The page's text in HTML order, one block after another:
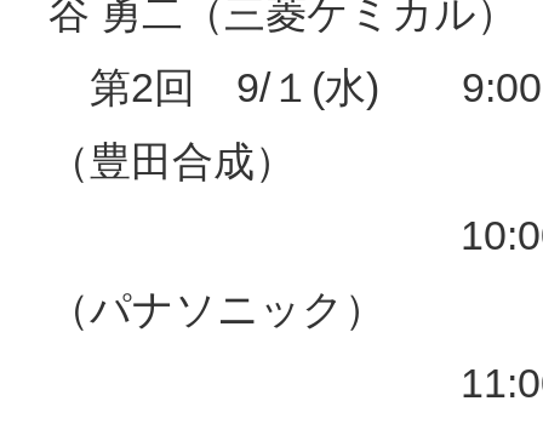
谷 勇二（三菱ケミカル）
第2回 9/１(水) 9:00
（豊田合成）
10:00～11:00
（パナソニック）
11:00～12:00